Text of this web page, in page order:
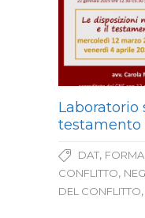
Laboratorio
testamento
DAT,
CONFLITTO,
DEL CONFLITTO,